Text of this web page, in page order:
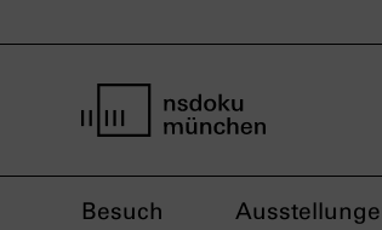
Besuch